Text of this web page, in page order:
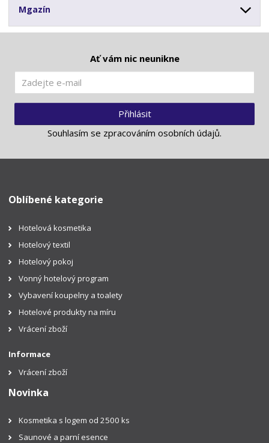
Mgazín
Ať vám nic neunikne
Přihlásit
Souhlasím se zpracováním osobních údajů.
Oblíbené kategorie
Hotelová kosmetika
Hotelový textil
Hotelový pokoj
Vonný hotelový program
Vybavení koupelny a toalety
Hotelové produkty na míru
Vrácení zboží
Informace
Vrácení zboží
Novinka
Kosmetika s logem od 2500 ks
Saunové a parní esence